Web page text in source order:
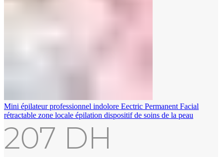
Mini épilateur professionnel indolore Eectric Permanent Facial
rétractable zone locale épilation dispositif de soins de la peau
207 DH